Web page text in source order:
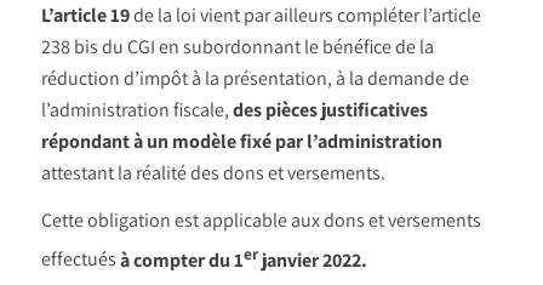
L’article 19de la loi vient par ailleurs compléter l’article
238 bis du CGI en subordonnant le bénéfice de la
réduction d’impôt à la présentation, à la demande de
l’administration fiscale,des pièces justificatives
répondant à un modèle fixé par l’administration
attestant la réalité des dons et versements.
Cette obligation est applicable aux dons et versements
effectuésà compter du 1erjanvier 2022.